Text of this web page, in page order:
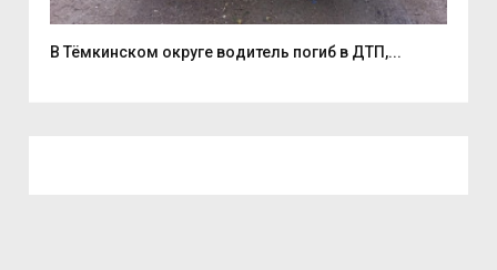
В Тёмкинском округе водитель погиб в ДТП,...